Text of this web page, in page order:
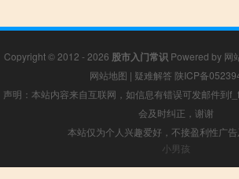
Copyright © 2012 - 2026 股市入门常识 Powered by 网
网站地图 | 疑难解答 陕ICP备
声明：本站内容来自互联网，如信息有错误可发邮件到
会及时纠正，谢谢
本站仅为个人兴趣爱好，不接盈利性广
小男孩